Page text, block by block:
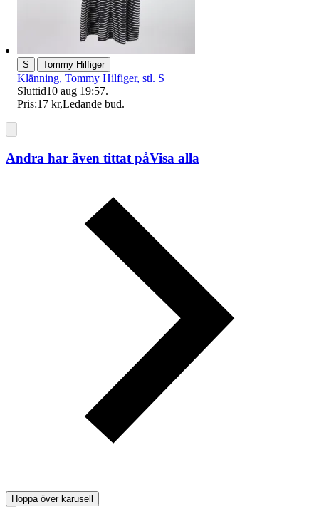
S | Tommy Hilfiger
Klänning, Tommy Hilfiger, stl. S
Sluttid10 aug 19:57.
Pris:17 kr,Ledande bud.
Andra har även tittat påVisa alla
Hoppa över karusell